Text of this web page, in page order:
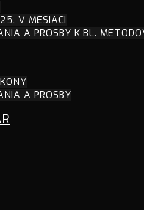
V MESIACI
A PROSBY K BL.
A PROSBY